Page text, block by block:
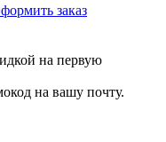
заказ
на первую
на вашу почту.